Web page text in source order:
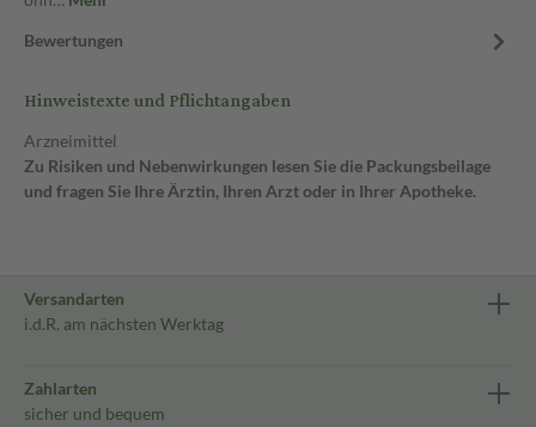
Bewertungen
Hinweistexte und Pflichtangaben
Arzneimittel
Zu Risiken und Nebenwirkungen lesen Sie die Packungsbeilage
und fragen Sie Ihre Ärztin, Ihren Arzt oder in Ihrer Apotheke.
Versandarten
i.d.R. am nächsten Werktag
Zahlarten
sicher und bequem